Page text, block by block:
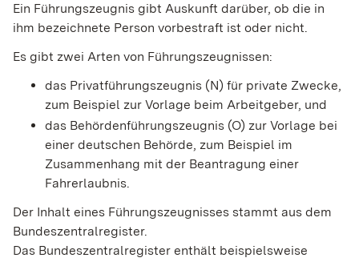
Ein Führungszeugnis gibt Auskunft darüber, ob die in
ihm bezeichnete Person vorbestraft ist oder nicht.
Es gibt zwei Arten von Führungszeugnissen:
das Privatführungszeugnis (N) für private Zwecke,
zum Beispiel zur Vorlage beim Arbeitgeber, und
das Behördenführungszeugnis (O) zur Vorlage bei
einer deutschen Behörde, zum Beispiel im
Zusammenhang mit der Beantragung einer
Fahrerlaubnis.
Der Inhalt eines Führungszeugnisses stammt aus dem
Bundeszentralregister.
Das Bundeszentralregister enthält beispielsweise